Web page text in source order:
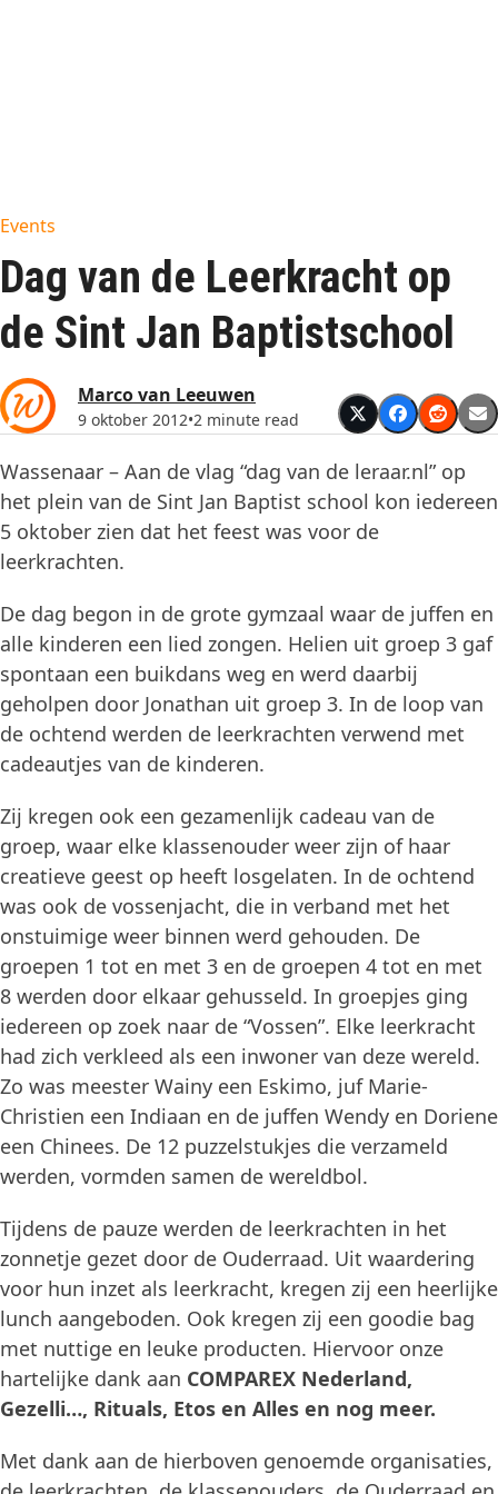
Events
Dag van de Leerkracht op
de Sint Jan Baptistschool
Marco van Leeuwen
9 oktober 2012•2 minute read
Wassenaar – Aan de vlag “dag van de leraar.nl” op
het plein van de Sint Jan Baptist school kon iedereen
5 oktober zien dat het feest was voor de
leerkrachten.
De dag begon in de grote gymzaal waar de juffen en
alle kinderen een lied zongen. Helien uit groep 3 gaf
spontaan een buikdans weg en werd daarbij
geholpen door Jonathan uit groep 3. In de loop van
de ochtend werden de leerkrachten verwend met
cadeautjes van de kinderen.
Zij kregen ook een gezamenlijk cadeau van de
groep, waar elke klassenouder weer zijn of haar
creatieve geest op heeft losgelaten. In de ochtend
was ook de vossenjacht, die in verband met het
onstuimige weer binnen werd gehouden. De
groepen 1 tot en met 3 en de groepen 4 tot en met
8 werden door elkaar gehusseld. In groepjes ging
iedereen op zoek naar de “Vossen”. Elke leerkracht
had zich verkleed als een inwoner van deze wereld.
Zo was meester Wainy een Eskimo, juf Marie-
Christien een Indiaan en de juffen Wendy en Doriene
een Chinees. De 12 puzzelstukjes die verzameld
werden, vormden samen de wereldbol.
Tijdens de pauze werden de leerkrachten in het
zonnetje gezet door de Ouderraad. Uit waardering
voor hun inzet als leerkracht, kregen zij een heerlijke
lunch aangeboden. Ook kregen zij een goodie bag
met nuttige en leuke producten. Hiervoor onze
hartelijke dank aan COMPAREX Nederland,
Gezelli…, Rituals, Etos en Alles en nog meer.
Met dank aan de hierboven genoemde organisaties,